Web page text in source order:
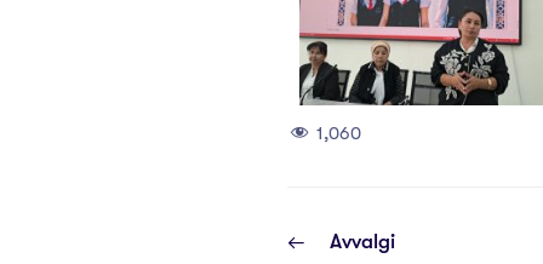
1,060
Avvalgi